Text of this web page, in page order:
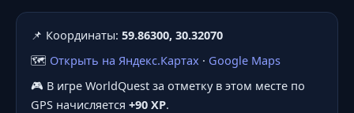
📌 Координаты: 59.86300, 30.32070
🗺️ Открыть на Яндекс.Картах · Google Maps
🎮 В игре WorldQuest за отметку в этом месте по
GPS начисляется +90 XP.